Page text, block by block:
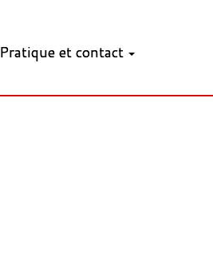
Pratique et contact